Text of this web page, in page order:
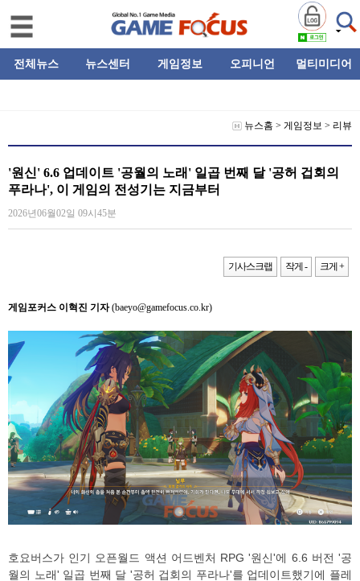
전체뉴스 뉴스센터 게임정보 오피니언 멀티미디어
뉴스홈 > 게임정보 > 리뷰
'원신' 6.6 업데이트 '공월의 노래' 일곱 번째 달 '공허 겁회의
푸라나', 이 게임의 전성기는 지금부터
2026년06월02일 09시45분
기사스크랩 작게 - 크게 +
게임포커스 이혁진 기자(baeyo@gamefocus.co.kr)
호요버스가 인기 오픈월드 액션 어드벤처 RPG '원신'에 6.6 버전 '공
월의 노래' 일곱 번째 달 '공허 겁회의 푸라나'를 업데이트했기에 플레